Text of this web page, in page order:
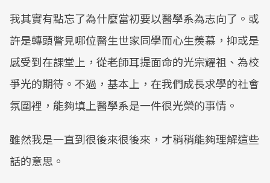
我其實有點忘了為什麼當初要以醫學系為志向了。或
許是轉頭瞥見哪位醫生世家同學而心生羨慕，抑或是
感受到在課堂上，從老師耳提面命的光宗耀祖、為校
爭光的期待。不過，基本上，在我們成長求學的社會
氛圍裡，能夠填上醫學系是一件很光榮的事情。
雖然我是一直到很後來很後來，才稍稍能夠理解這些
話的意思。